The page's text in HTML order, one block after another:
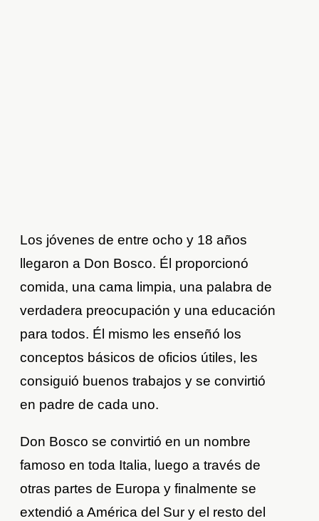
Los jóvenes de entre ocho y 18 años
llegaron a Don Bosco. Él proporcionó
comida, una cama limpia, una palabra de
verdadera preocupación y una educación
para todos. Él mismo les enseñó los
conceptos básicos de oficios útiles, les
consiguió buenos trabajos y se convirtió
en padre de cada uno.
Don Bosco se convirtió en un nombre
famoso en toda Italia, luego a través de
otras partes de Europa y finalmente se
extendió a América del Sur y el resto del